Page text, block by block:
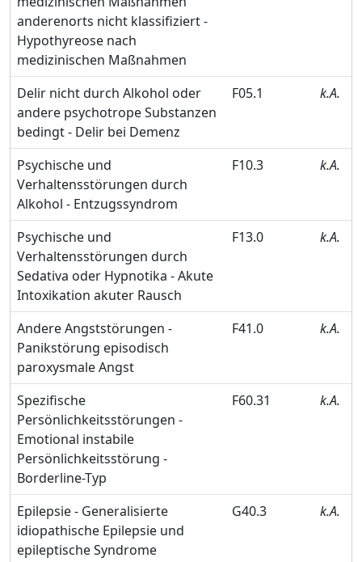
anderenorts nicht klassifiziert -
Hypothyreose nach
medizinischen Maßnahmen
Delir nicht durch Alkohol oder
andere psychotrope Substanzen
bedingt - Delir bei Demenz
F05.1 k.A.
Psychische und
Verhaltensstörungen durch
Alkohol - Entzugssyndrom
F10.3 k.A.
Psychische und
Verhaltensstörungen durch
Sedativa oder Hypnotika - Akute
Intoxikation akuter Rausch
F13.0 k.A.
Andere Angststörungen -
Panikstörung episodisch
paroxysmale Angst
F41.0 k.A.
Spezifische
Persönlichkeitsstörungen -
Emotional instabile
Persönlichkeitsstörung -
Borderline-Typ
F60.31 k.A.
Epilepsie - Generalisierte
idiopathische Epilepsie und
epileptische Syndrome
G40.3 k.A.